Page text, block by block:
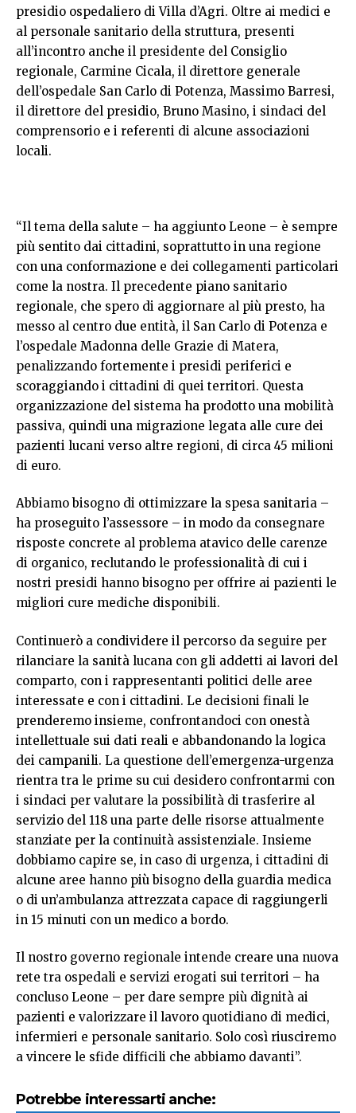
presidio ospedaliero di Villa d’Agri. Oltre ai medici e
al personale sanitario della struttura, presenti
all’incontro anche il presidente del Consiglio
regionale, Carmine Cicala, il direttore generale
dell’ospedale San Carlo di Potenza, Massimo Barresi,
il direttore del presidio, Bruno Masino, i sindaci del
comprensorio e i referenti di alcune associazioni
locali.
“Il tema della salute – ha aggiunto Leone – è sempre
più sentito dai cittadini, soprattutto in una regione
con una conformazione e dei collegamenti particolari
come la nostra. Il precedente piano sanitario
regionale, che spero di aggiornare al più presto, ha
messo al centro due entità, il San Carlo di Potenza e
l’ospedale Madonna delle Grazie di Matera,
penalizzando fortemente i presidi periferici e
scoraggiando i cittadini di quei territori. Questa
organizzazione del sistema ha prodotto una mobilità
passiva, quindi una migrazione legata alle cure dei
pazienti lucani verso altre regioni, di circa 45 milioni
di euro.
Abbiamo bisogno di ottimizzare la spesa sanitaria –
ha proseguito l’assessore – in modo da consegnare
risposte concrete al problema atavico delle carenze
di organico, reclutando le professionalità di cui i
nostri presidi hanno bisogno per offrire ai pazienti le
migliori cure mediche disponibili.
Continuerò a condividere il percorso da seguire per
rilanciare la sanità lucana con gli addetti ai lavori del
comparto, con i rappresentanti politici delle aree
interessate e con i cittadini. Le decisioni finali le
prenderemo insieme, confrontandoci con onestà
intellettuale sui dati reali e abbandonando la logica
dei campanili. La questione dell’emergenza-urgenza
rientra tra le prime su cui desidero confrontarmi con
i sindaci per valutare la possibilità di trasferire al
servizio del 118 una parte delle risorse attualmente
stanziate per la continuità assistenziale. Insieme
dobbiamo capire se, in caso di urgenza, i cittadini di
alcune aree hanno più bisogno della guardia medica
o di un’ambulanza attrezzata capace di raggiungerli
in 15 minuti con un medico a bordo.
Il nostro governo regionale intende creare una nuova
rete tra ospedali e servizi erogati sui territori – ha
concluso Leone – per dare sempre più dignità ai
pazienti e valorizzare il lavoro quotidiano di medici,
infermieri e personale sanitario. Solo così riusciremo
a vincere le sfide difficili che abbiamo davanti”.
Potrebbe interessarti anche: